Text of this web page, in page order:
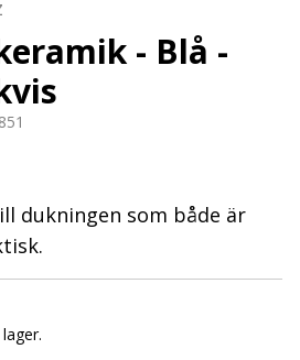
- Blå -
dukningen som både är